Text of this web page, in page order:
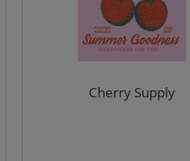
Cherry Supply